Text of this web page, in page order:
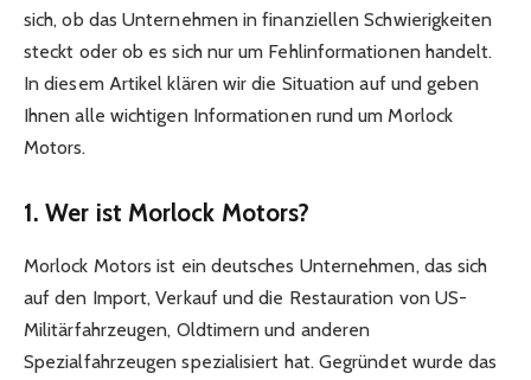
sich, ob das Unternehmen in finanziellen Schwierigkeiten
steckt oder ob es sich nur um Fehlinformationen handelt.
In diesem Artikel klären wir die Situation auf und geben
Ihnen alle wichtigen Informationen rund um Morlock
Motors.
1. Wer ist Morlock Motors?
Morlock Motors ist ein deutsches Unternehmen, das sich
auf den Import, Verkauf und die Restauration von US-
Militärfahrzeugen, Oldtimern und anderen
Spezialfahrzeugen spezialisiert hat. Gegründet wurde das